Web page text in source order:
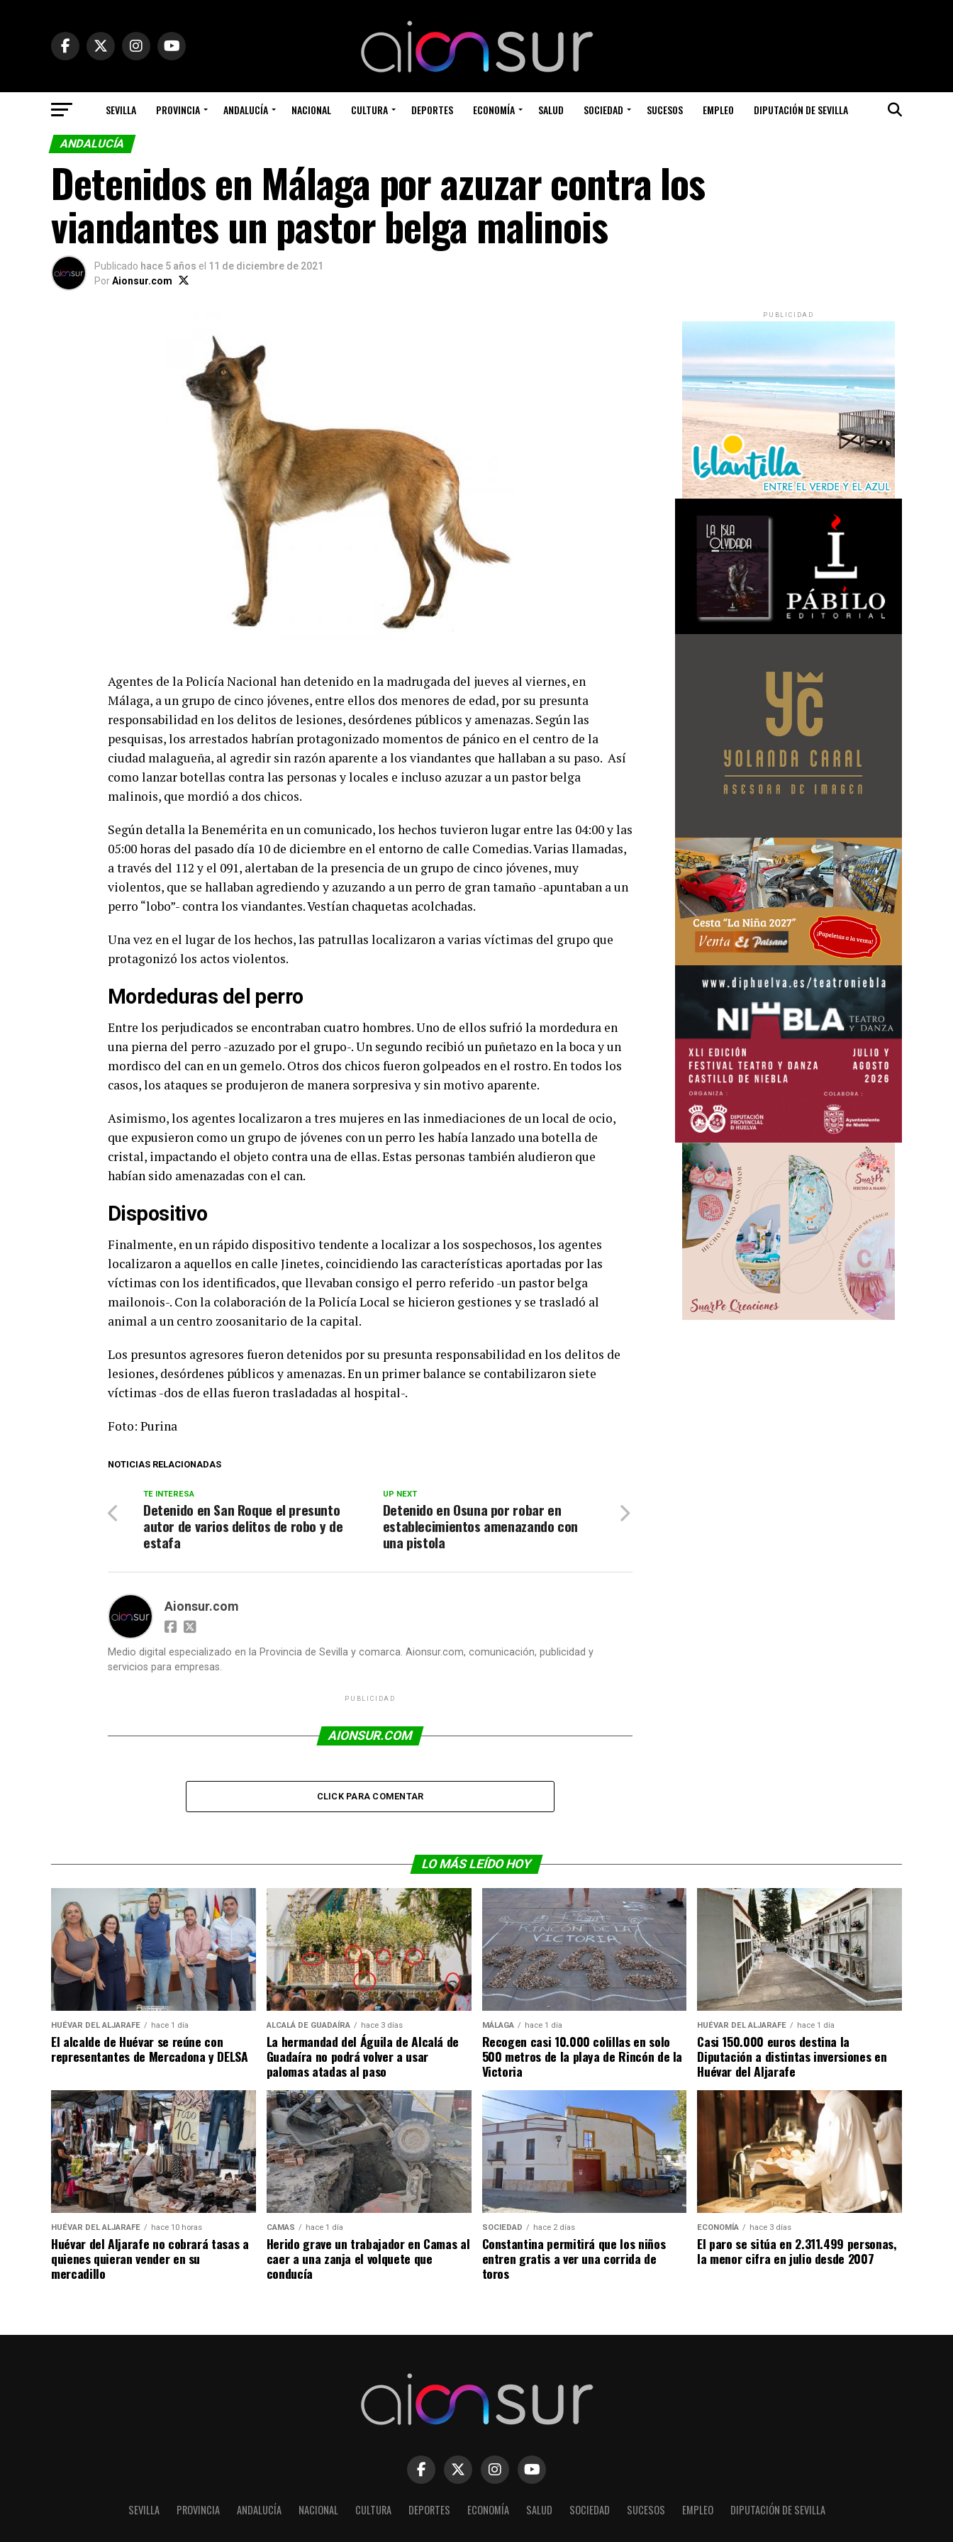
SEVILLA PROVINCIA ANDALUCÍA NACIONAL CULTURA DEPORTES ECONOMÍA SALUD SOCIEDAD SUCESOS EMPLEO DIPUTACIÓN DE SEVILLA
ANDALUCÍA
Detenidos en Málaga por azuzar contra los
viandantes un pastor belga malinois
Publicado hace 5 años el 11 de diciembre de 2021
PorAionsur.com
Agentes de la Policía Nacional han detenido en la madrugada del jueves al viernes, en
Málaga, a un grupo de cinco jóvenes, entre ellos dos menores de edad, por su presunta
responsabilidad en los delitos de lesiones, desórdenes públicos y amenazas. Según las
pesquisas, los arrestados habrían protagonizado momentos de pánico en el centro de la
ciudad malagueña, al agredir sin razón aparente a los viandantes que hallaban a su paso. Así
como lanzar botellas contra las personas y locales e incluso azuzar a un pastor belga
malinois, que mordió a dos chicos.
Según detalla la Benemérita en un comunicado, los hechos tuvieron lugar entre las 04:00 y las
05:00 horas del pasado día 10 de diciembre en el entorno de calle Comedias. Varias llamadas,
a través del 112 y el 091, alertaban de la presencia de un grupo de cinco jóvenes, muy
violentos, que se hallaban agrediendo y azuzando a un perro de gran tamaño -apuntaban a un
perro “lobo”- contra los viandantes. Vestían chaquetas acolchadas.
Una vez en el lugar de los hechos, las patrullas localizaron a varias víctimas del grupo que
protagonizó los actos violentos.
Mordeduras del perro
Entre los perjudicados se encontraban cuatro hombres. Uno de ellos sufrió la mordedura en
una pierna del perro -azuzado por el grupo-. Un segundo recibió un puñetazo en la boca y un
mordisco del can en un gemelo. Otros dos chicos fueron golpeados en el rostro. En todos los
casos, los ataques se produjeron de manera sorpresiva y sin motivo aparente.
Asimismo, los agentes localizaron a tres mujeres en las inmediaciones de un local de ocio,
que expusieron como un grupo de jóvenes con un perro les había lanzado una botella de
cristal, impactando el objeto contra una de ellas. Estas personas también aludieron que
habían sido amenazadas con el can.
Dispositivo
Finalmente, en un rápido dispositivo tendente a localizar a los sospechosos, los agentes
localizaron a aquellos en calle Jinetes, coincidiendo las características aportadas por las
víctimas con los identificados, que llevaban consigo el perro referido -un pastor belga
mailonois-. Con la colaboración de la Policía Local se hicieron gestiones y se trasladó al
animal a un centro zoosanitario de la capital.
Los presuntos agresores fueron detenidos por su presunta responsabilidad en los delitos de
lesiones, desórdenes públicos y amenazas. En un primer balance se contabilizaron siete
víctimas -dos de ellas fueron trasladadas al hospital-.
Foto: Purina
NOTICIAS RELACIONADAS
UP NEXT
Detenido en Osuna por robar en
establecimientos amenazando con
una pistola
TE INTERESA
Detenido en San Roque el presunto
autor de varios delitos de robo y de
estafa
Aionsur.com
Medio digital especializado en la Provincia de Sevilla y comarca. Aionsur.com, comunicación, publicidad y
servicios para empresas.
PUBLICIDAD
AIONSUR.COM
CLICK PARA COMENTAR
PUBLICIDAD
LO MÁS LEÍDO HOY
HUÉVAR DEL ALJARAFE hace 1 día
El alcalde de Huévar se reúne con
representantes de Mercadona y DELSA
ALCALÁ DE GUADAÍRA hace 3 días
La hermandad del Águila de Alcalá de
Guadaíra no podrá volver a usar
palomas atadas al paso
MÁLAGA hace 1 día
Recogen casi 10.000 colillas en solo
500 metros de la playa de Rincón de la
Victoria
HUÉVAR DEL ALJARAFE hace 1 día
Casi 150.000 euros destina la
Diputación a distintas inversiones en
Huévar del Aljarafe
HUÉVAR DEL ALJARAFE hace 10 horas
Huévar del Aljarafe no cobrará tasas a
quienes quieran vender en su
mercadillo
CAMAS hace 1 día
Herido grave un trabajador en Camas al
caer a una zanja el volquete que
conducía
SOCIEDAD hace 2 días
Constantina permitirá que los niños
entren gratis a ver una corrida de
toros
ECONOMÍA hace 3 días
El paro se sitúa en 2.311.499 personas,
la menor cifra en julio desde 2007
SEVILLA PROVINCIA ANDALUCÍA NACIONAL CULTURA DEPORTES ECONOMÍA SALUD SOCIEDAD SUCESOS EMPLEO DIPUTACIÓN DE SEVILLA